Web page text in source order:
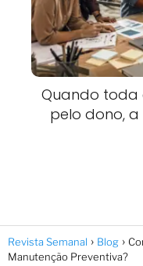
Quando toda
pelo dono,
Revista Semanal Blog
Manutenção Preventiva?